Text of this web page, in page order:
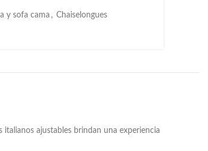
y sofa cama , Chaiselongues
italianos ajustables brindan una experiencia